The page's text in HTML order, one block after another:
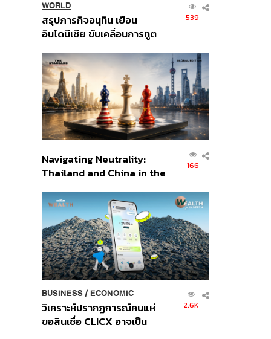
WORLD
สรุปภารกิจอนุทิน เยือน
อินโดนีเซีย ขับเคลื่อนการทูต
ส่วนยุทธศาสตร์ไทย –
อินโดนีเซีย
539
Navigating Neutrality:
Thailand and China in the
Order
166
BUSINESS/ ECONOMIC
วิเคราะห์ปรากฏการณ์คนแห่
ขอสินเชื่อ CLICX อาจเป็น
2.6K